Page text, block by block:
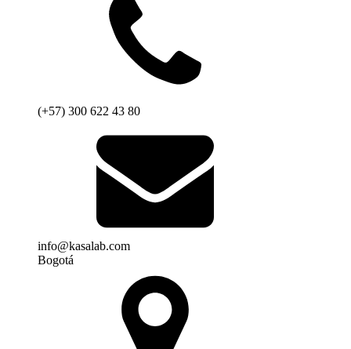
(+57) 300 622 43 80
info@kasalab.com
Bogotá